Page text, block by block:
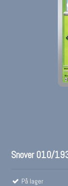
Snover 010/
På lager